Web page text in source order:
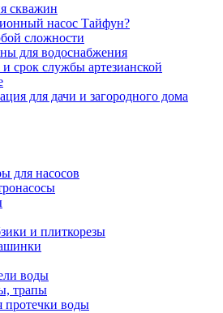
скважин
насос Тайфун?
сложности
для водоснабжения
срок службы артезианской
для дачи и загородного дома
для насосов
и плиткорезы
воды
трапы
протечки воды